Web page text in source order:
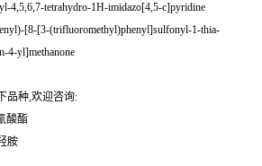
4,5,6,7-tetrahydro-1H-imidazo[4,5-c]pyridine
[8-[3-(trifluoromethyl)phenyl]sulfonyl-1-thia-
4-yl]methanone
品种,欢迎咨询:
酸酯
胺